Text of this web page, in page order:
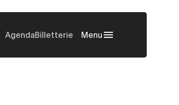
AgendaBilletterie Menu